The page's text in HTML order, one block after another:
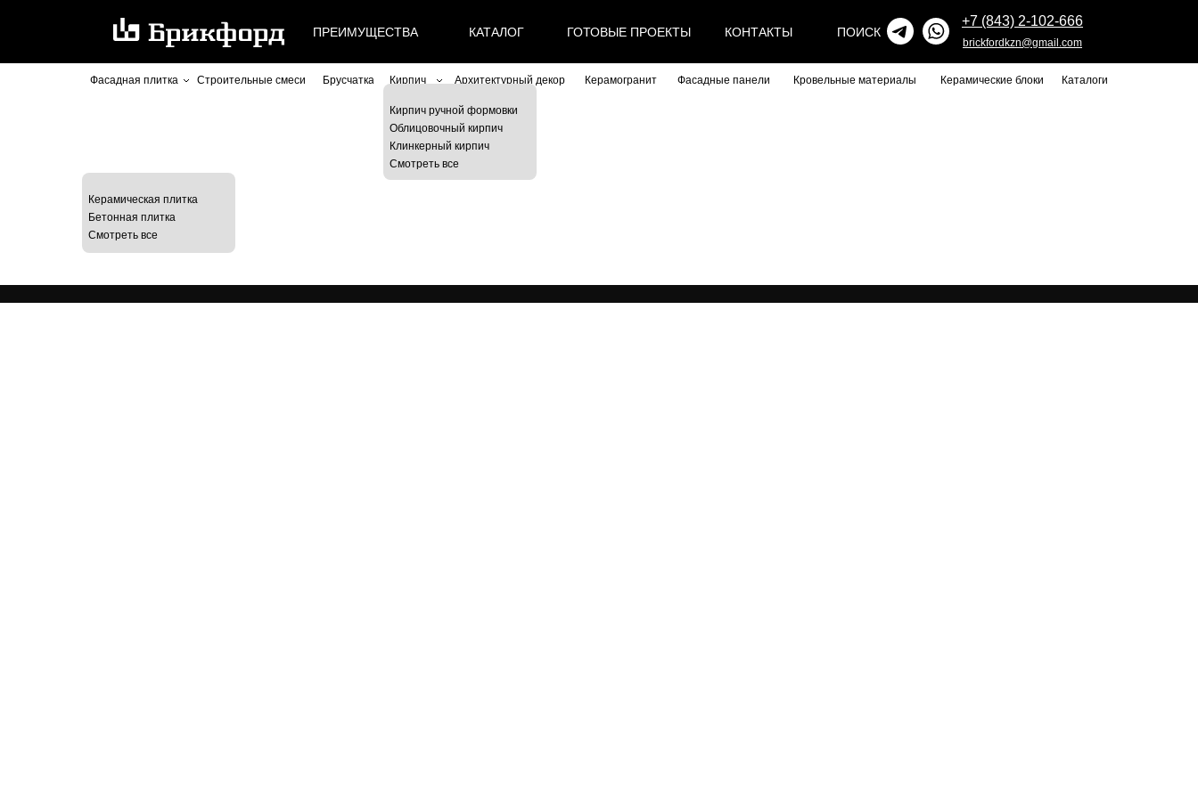
Фасадная плитка Брусчатка Фасадные панели
Архитектурный декор Керамогранит
Строительные смеси Каталоги
Кирпич Керамические блоки
Кровельные материалы
ПРЕИМУЩЕСТВА КАТАЛОГ ГОТОВЫЕ ПРОЕКТЫ КОНТАКТЫ ПОИСК
+7 (843) 2-102-666
brickfordkzn@gmail.com
Кирпич ручной формовки
Облицовочный кирпич
Клинкерный кирпич
Смотреть все
Керамическая плитка
Бетонная плитка
Смотреть все